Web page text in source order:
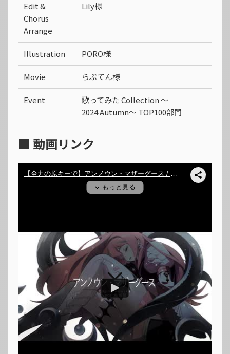
Edit &
Chorus
Arrange
Lily様
Illustration PORO様
Movie らぶてん様
Event
歌ってみた Collection 〜
2024 Autumn〜 TOP100部門
■ 動画リンク